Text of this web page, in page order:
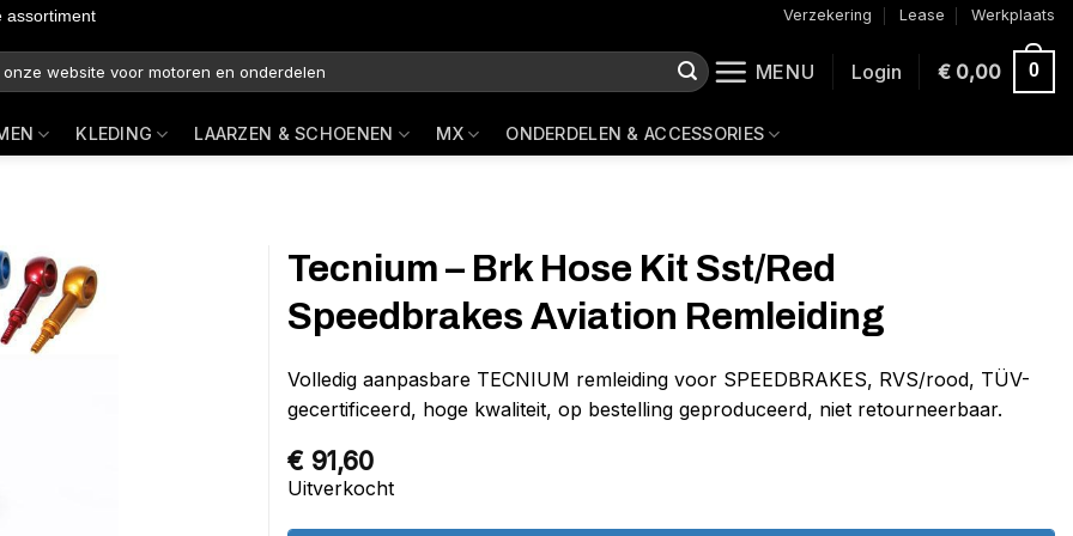
assortiment Verzekering Lease Werkplaats
MENU Login €0,00 0
KLEDING LAARZEN & SCHOENEN MX ONDERDELEN & ACCESSORIES
Tecnium – Brk Hose Kit Sst/Red
Speedbrakes Aviation Remleiding
Volledig aanpasbare TECNIUM remleiding voor SPEEDBRAKES, RVS/rood, TÜV-
gecertificeerd, hoge kwaliteit, op bestelling geproduceerd, niet retourneerbaar.
€ 91,60
Uitverkocht